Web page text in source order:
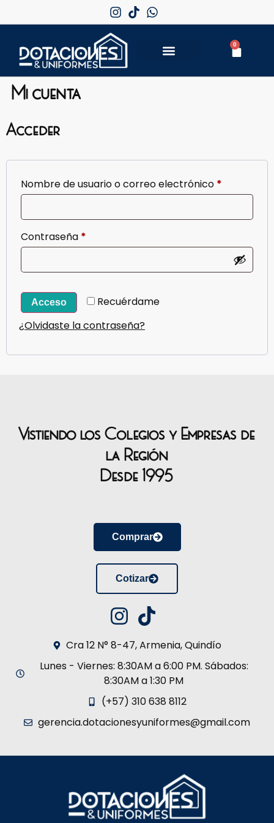
0
Mi cuenta
Acceder
Nombre de usuario o correo electrónico *
Contraseña *
Recuérdame
Acceso
¿Olvidaste la contraseña?
Vistiendo los Colegios y Empresas de
la Región
Desde 1995
Comprar
Cotizar
Cra 12 N° 8-47, Armenia, Quindío
Lunes - Viernes: 8:30AM a 6:00 PM. Sábados:
8:30AM a 1:30 PM
(+57) 310 638 8112
gerencia.dotacionesyuniformes@gmail.com